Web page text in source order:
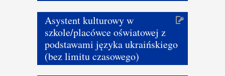
Asystent kulturowy w
szkole/placówce oświatowej z
podstawami języka ukraińskiego
(bez limitu czasowego)